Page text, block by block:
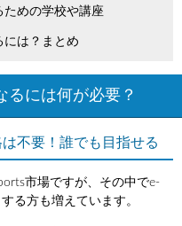
ための学校や講座
には？まとめ
るには何が必要？
不要！誰でも目指せる
市場ですが、その中でe-
る方も増えています。